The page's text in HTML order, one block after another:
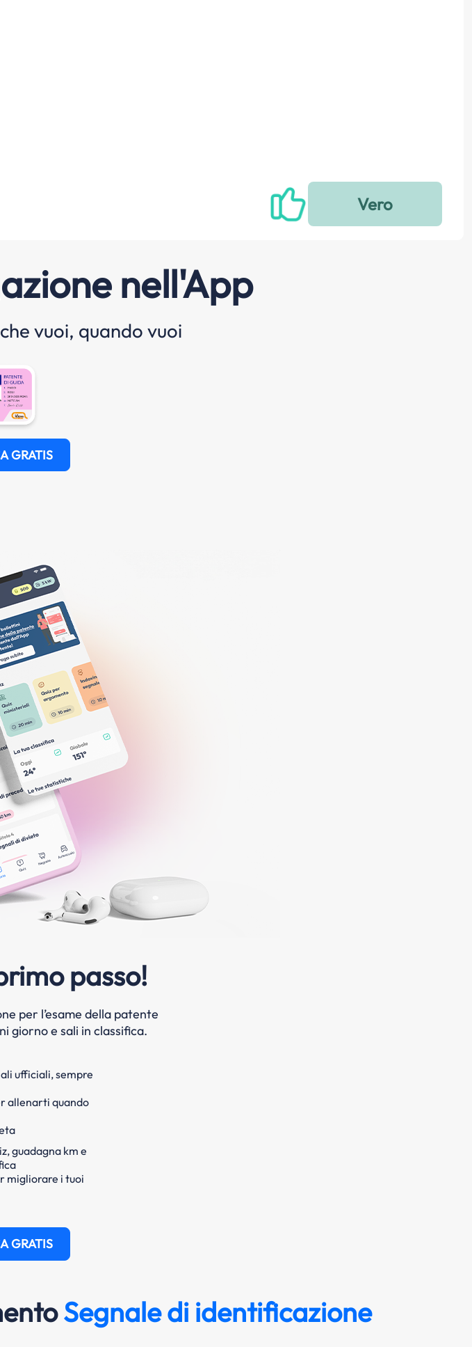
nell'App
vuoi, quando vuoi
GRATIS
passo!
per l’esame della patente
giorno e sali in classifica.
ufficiali, sempre
allenarti quando
guadagna km e
migliorare i tuoi
GRATIS
Segnale di identificazione